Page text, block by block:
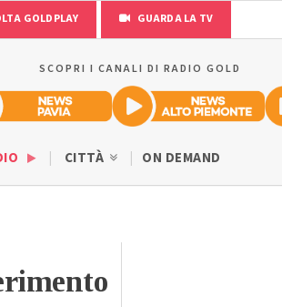
GOLDPLAY GUARDA LA TV
SCOPRI I CANALI DI RADIO GOLD
CITTÀ ON DEMAND